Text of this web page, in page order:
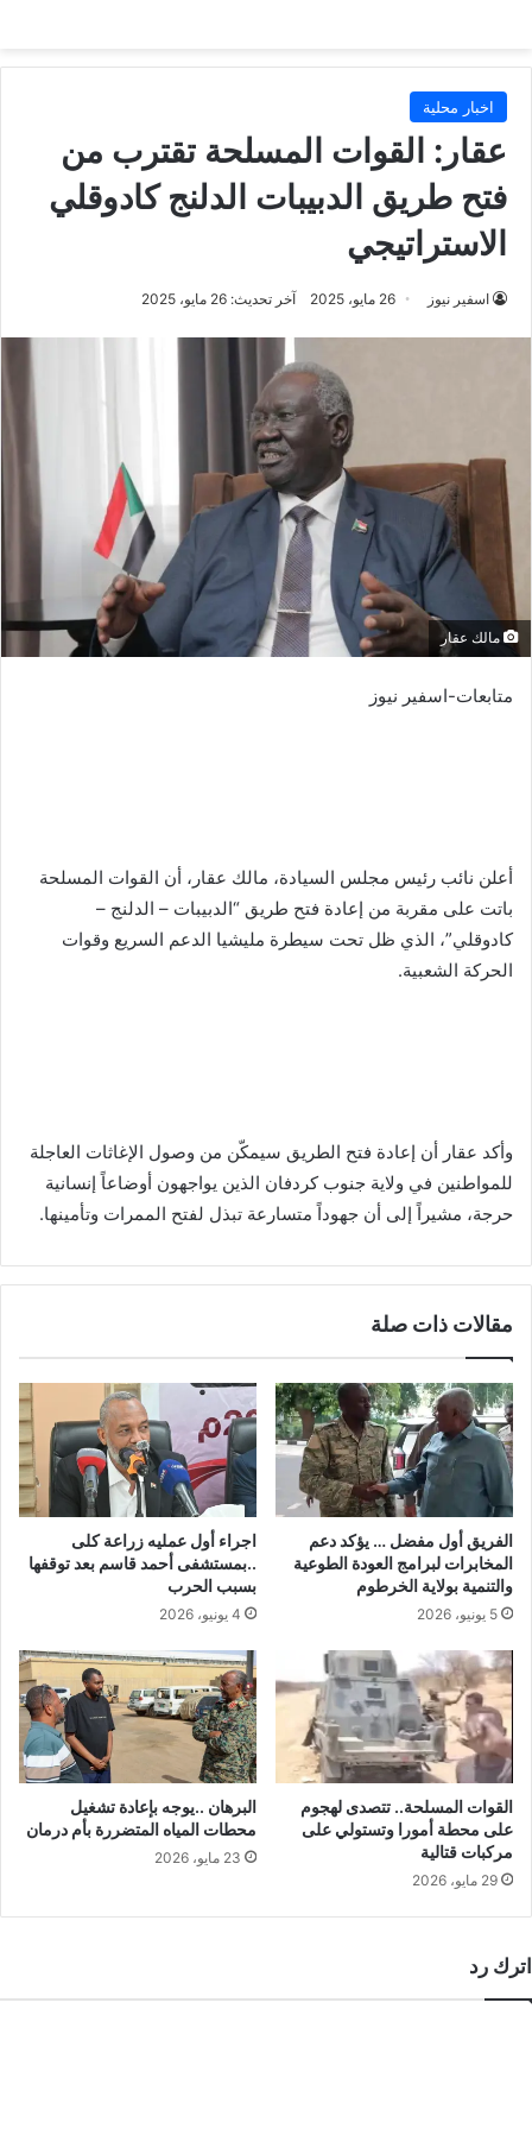
اخبار محلية
عقار: القوات المسلحة تقترب من
فتح طريق الدبيبات الدلنج كادوقلي
الاستراتيجي
اسفير نيوز 26 مايو، 2025 آخر تحديث: 26 مايو، 2025
مالك عقار
متابعات-اسفير نيوز
أعلن نائب رئيس مجلس السيادة، مالك عقار، أن القوات المسلحة
باتت على مقربة من إعادة فتح طريق “الدبيبات – الدلنج –
كادوقلي”، الذي ظل تحت سيطرة مليشيا الدعم السريع وقوات
الحركة الشعبية.
وأكد عقار أن إعادة فتح الطريق سيمكّن من وصول الإغاثات العاجلة
للمواطنين في ولاية جنوب كردفان الذين يواجهون أوضاعاً إنسانية
حرجة، مشيراً إلى أن جهوداً متسارعة تبذل لفتح الممرات وتأمينها.
مقالات ذات صلة
الفريق أول مفضل … يؤكد دعم
المخابرات لبرامج العودة الطوعية
والتنمية بولاية الخرطوم
5 يونيو، 2026
اجراء أول عمليه زراعة كلى
..بمستشفى أحمد قاسم بعد توقفها
بسبب الحرب
4 يونيو، 2026
القوات المسلحة.. تتصدى لهجوم
على محطة أمورا وتستولي على
مركبات قتالية
29 مايو، 2026
البرهان ..يوجه بإعادة تشغيل
محطات المياه المتضررة بأم درمان
23 مايو، 2026
اترك رد